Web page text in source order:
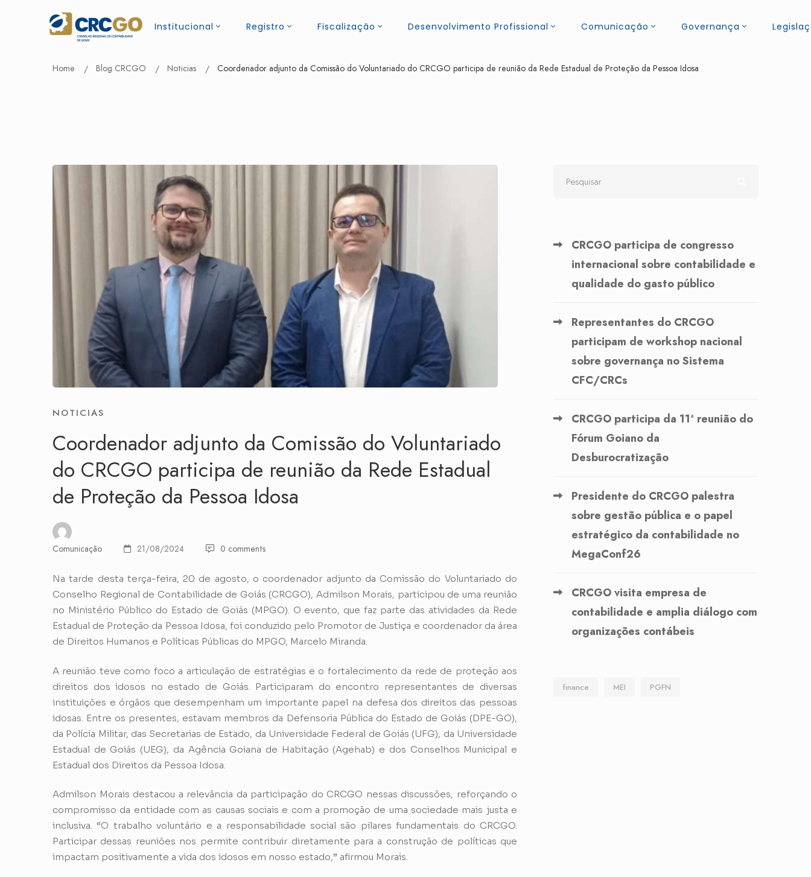
Institucional Registro Fiscalização Desenvolvimento Profissional Comunicação Governança
Home Blog CRCGO Noticias Coordenador adjunto da Comissão do Voluntariado do CRCGO participa de reunião da Rede Estadual de Proteção da Pessoa Idosa
NOTICIAS
Coordenador adjunto da Comissão do Voluntariado
do CRCGO participa de reunião da Rede Estadual
de Proteção da Pessoa Idosa
Comunicação 21/08/2024 0 comments
Na tarde desta terça-feira, 20 de agosto, o coordenador adjunto da Comissão do Voluntariado do
Conselho Regional de Contabilidade de Goiás (CRCGO), Admilson Morais, participou de uma reunião
no Ministério Público do Estado de Goiás (MPGO). O evento, que faz parte das atividades da Rede
Estadual de Proteção da Pessoa Idosa, foi conduzido pelo Promotor de Justiça e coordenador da área
de Direitos Humanos e Políticas Públicas do MPGO, Marcelo Miranda.
A reunião teve como foco a articulação de estratégias e o fortalecimento da rede de proteção aos
direitos dos idosos no estado de Goiás. Participaram do encontro representantes de diversas
instituições e órgãos que desempenham um importante papel na defesa dos direitos das pessoas
idosas. Entre os presentes, estavam membros da Defensoria Pública do Estado de Goiás (DPE-GO),
da Polícia Militar, das Secretarias de Estado, da Universidade Federal de Goiás (UFG), da Universidade
Estadual de Goiás (UEG), da Agência Goiana de Habitação (Agehab) e dos Conselhos Municipal e
Estadual dos Direitos da Pessoa Idosa.
Admilson Morais destacou a relevância da participação do CRCGO nessas discussões, reforçando o
compromisso da entidade com as causas sociais e com a promoção de uma sociedade mais justa e
inclusiva. “O trabalho voluntário e a responsabilidade social são pilares fundamentais do CRCGO.
Participar dessas reuniões nos permite contribuir diretamente para a construção de políticas que
impactam positivamente a vida dos idosos em nosso estado,” afirmou Morais.
CRCGO participa de congresso
internacional sobre contabilidade e
qualidade do gasto público
Representantes do CRCGO
participam de workshop nacional
sobre governança no Sistema
CFC/CRCs
CRCGO participa da 11ª reunião do
Fórum Goiano da
Desburocratização
Presidente do CRCGO palestra
sobre gestão pública e o papel
estratégico da contabilidade no
MegaConf26
CRCGO visita empresa de
contabilidade e amplia diálogo com
organizações contábeis
finance MEI PGFN